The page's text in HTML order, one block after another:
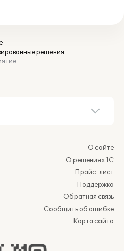
решения
О сайте
О решениях 1С
Прайс-лист
Поддержка
Обратная связь
Сообщить об ошибке
Карта сайта